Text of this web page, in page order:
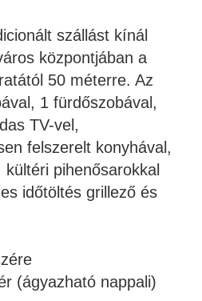
szállást kínál
központjában a
50 méterre. Az
1 fürdőszobával,
TV-vel,
felszerelt konyhával,
pihenősarokkal
időtöltés grillező és
(ágyazható nappali)